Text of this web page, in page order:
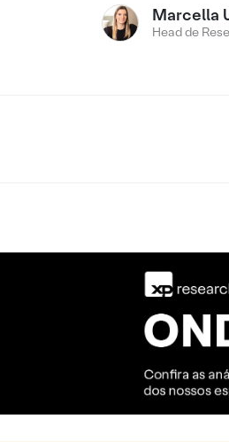
Marcella
Head de